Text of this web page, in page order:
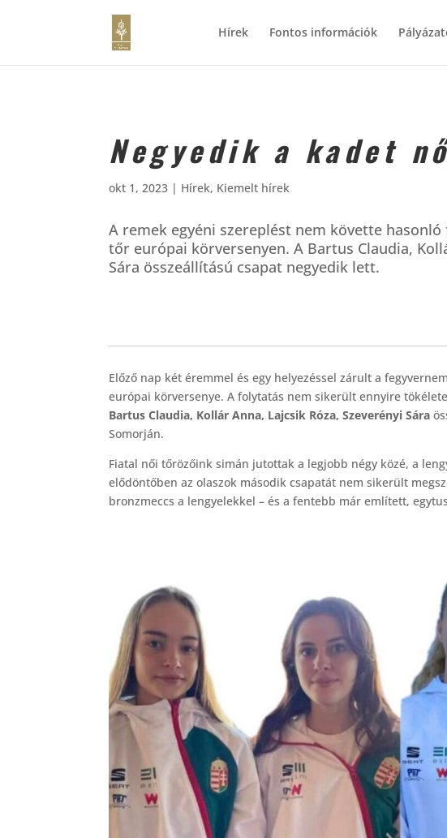
Hírek Fontos információk
Negyedik a kadet
okt 1, 2023 | Hírek, Kiemelt hírek
A remek egyéni szereplést nem követte
tőr európai körversenyen. A Bartus Claudia,
Sára összeállítású csapat negyedik lett.
Előző nap két éremmel és egy helyezéssel zárult a
európai körversenye. A folytatás nem sikerült ennyire
Bartus Claudia, Kollár Anna, Lajcsik Róza, Szeverényi Sára
Somorján.
Fiatal női tőrözőink simán jutottak a legjobb négy közé, a
elődöntőben az olaszok második csapatát nem sikerült
bronzmeccs a lengyelekkel – és a fentebb már említett,